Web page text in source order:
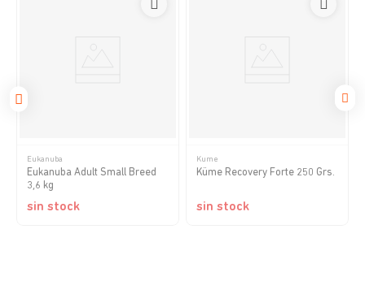
Eukanuba
Eukanuba Adult Small Breed
3,6 kg
sin stock
Kume
Küme Recovery Forte 250 Grs.
sin stock